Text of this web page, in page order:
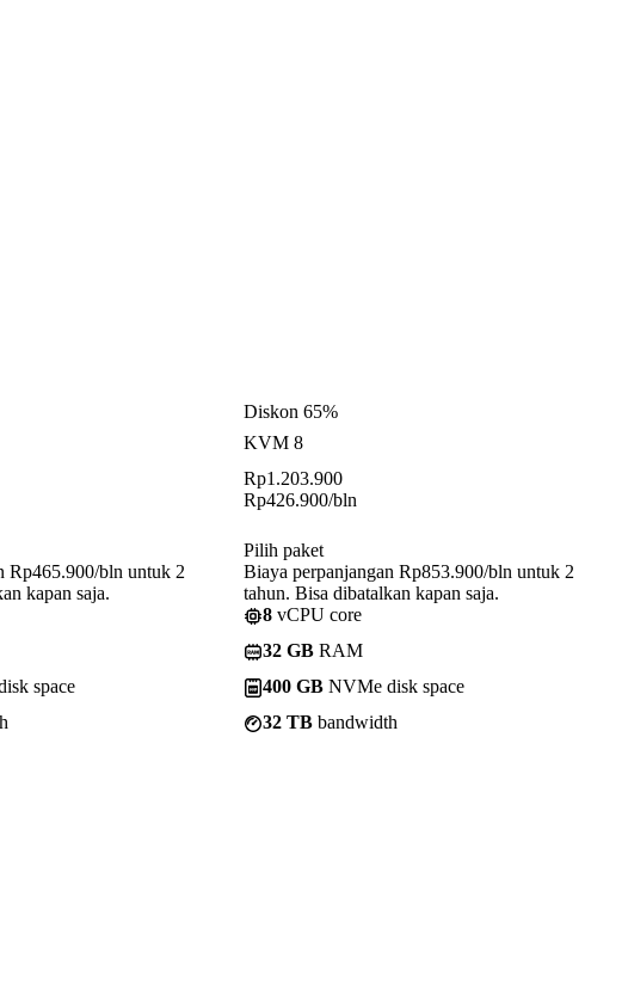
Rp465.900/bln untuk 2
kapan saja.
space
Diskon 65%
KVM 8
Rp1.203.900
Rp426.900/bln
Pilih paket
Biaya perpanjangan Rp853.900/bln untuk 2
tahun. Bisa dibatalkan kapan saja.
8 vCPU core
32 GB RAM
400 GB NVMe disk space
32 TB bandwidth